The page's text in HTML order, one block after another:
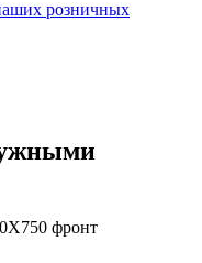
розничных
фронт